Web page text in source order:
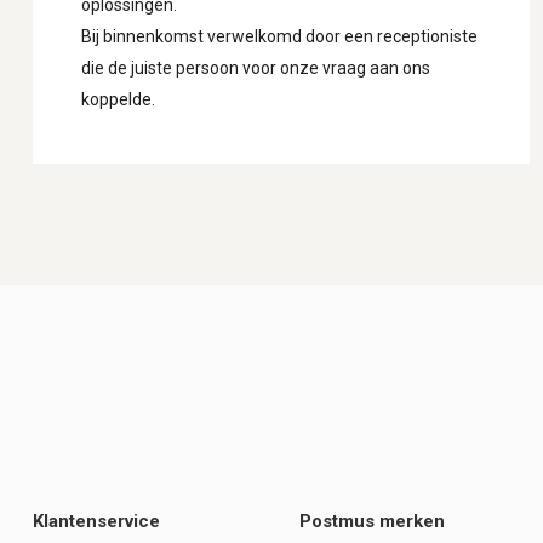
oplossingen.
Bij binnenkomst verwelkomd door een receptioniste
die de juiste persoon voor onze vraag aan ons
koppelde.
Klantenservice
Postmus merken